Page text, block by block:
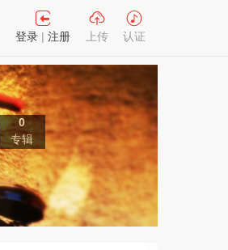
登录 |注册 上传 认证
0
专辑